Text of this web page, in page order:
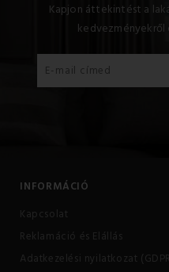
Kapjon áttekintést a
INFORMÁCIÓ
Kapcsolat
Reklamáció és Elállás
Adatkezelési nyilatkozat